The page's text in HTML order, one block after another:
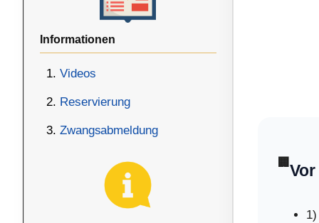
Informationen
Videos
Reservierung
Zwangsabmeldung
🏢